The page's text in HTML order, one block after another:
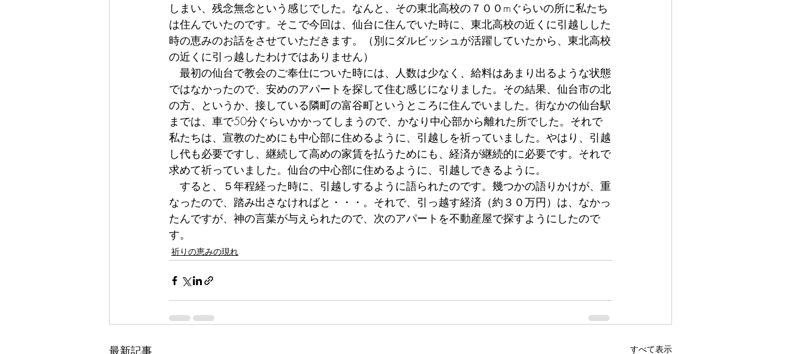
しまい、残念無念という感じでした。なんと、その東北高校の７００mぐらいの所に私たち
は住んでいたのです。そこで今回は、仙台に住んでいた時に、東北高校の近くに引越しした
時の恵みのお話をさせていただきます。（別にダルビッシュが活躍していたから、東北高校
の近くに引っ越したわけではありません）
最初の仙台で教会のご奉仕についた時には、人数は少なく、給料はあまり出るような状態
ではなかったので、安めのアパートを探して住む感じになりました。その結果、仙台市の北
の方、というか、接している隣町の富谷町というところに住んでいました。街なかの仙台駅
までは、車で50分ぐらいかかってしまうので、かなり中心部から離れた所でした。それで
私たちは、宣教のためにも中心部に住めるように、引越しを祈っていました。やはり、引越
し代も必要ですし、継続して高めの家賃を払うためにも、経済が継続的に必要です。それで
求めて祈っていました。仙台の中心部に住めるように、引越しできるように。
すると、５年程経った時に、引越しするように語られたのです。幾つかの語りかけが、重
なったので、踏み出さなければと・・・。それで、引っ越す経済（約３０万円）は、なかっ
たんですが、神の言葉が与えられたので、次のアパートを不動産屋で探すようにしたので
す。
祈りの恵みの現れ
最新記事 すべて表示